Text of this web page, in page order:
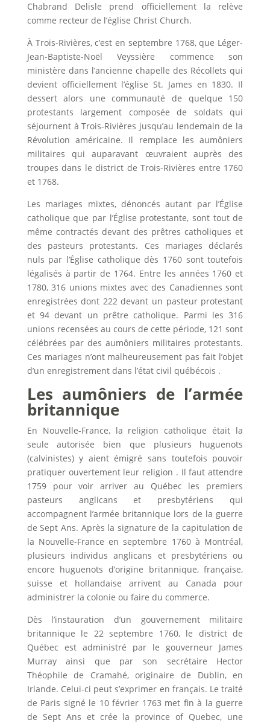
Chabrand Delisle prend officiellement la relève
comme recteur de l’église Christ Church.
À Trois-Rivières, c’est en septembre 1768, que Léger-
Jean-Baptiste-Noël Veyssière commence son
ministère dans l’ancienne chapelle des Récollets qui
devient officiellement l’église St. James en 1830. Il
dessert alors une communauté de quelque 150
protestants largement composée de soldats qui
séjournent à Trois-Rivières jusqu’au lendemain de la
Révolution américaine. Il remplace les aumôniers
militaires qui auparavant œuvraient auprès des
troupes dans le district de Trois-Rivières entre 1760
et 1768.
Les mariages mixtes, dénoncés autant par l’Église
catholique que par l’Église protestante, sont tout de
même contractés devant des prêtres catholiques et
des pasteurs protestants. Ces mariages déclarés
nuls par l’Église catholique dès 1760 sont toutefois
légalisés à partir de 1764. Entre les années 1760 et
1780, 316 unions mixtes avec des Canadiennes sont
enregistrées dont 222 devant un pasteur protestant
et 94 devant un prêtre catholique. Parmi les 316
unions recensées au cours de cette période, 121 sont
célébrées par des aumôniers militaires protestants.
Ces mariages n’ont malheureusement pas fait l’objet
d’un enregistrement dans l’état civil québécois .
Les aumôniers de l’armée
britannique
En Nouvelle-France, la religion catholique était la
seule autorisée bien que plusieurs huguenots
(calvinistes) y aient émigré sans toutefois pouvoir
pratiquer ouvertement leur religion . Il faut attendre
1759 pour voir arriver au Québec les premiers
pasteurs anglicans et presbytériens qui
accompagnent l’armée britannique lors de la guerre
de Sept Ans. Après la signature de la capitulation de
la Nouvelle-France en septembre 1760 à Montréal,
plusieurs individus anglicans et presbytériens ou
encore huguenots d’origine britannique, française,
suisse et hollandaise arrivent au Canada pour
administrer la colonie ou faire du commerce.
Dès l’instauration d’un gouvernement militaire
britannique le 22 septembre 1760, le district de
Québec est administré par le gouverneur James
Murray ainsi que par son secrétaire Hector
Théophile de Cramahé, originaire de Dublin, en
Irlande. Celui-ci peut s’exprimer en français. Le traité
de Paris signé le 10 février 1763 met fin à la guerre
de Sept Ans et crée la province of Quebec, une